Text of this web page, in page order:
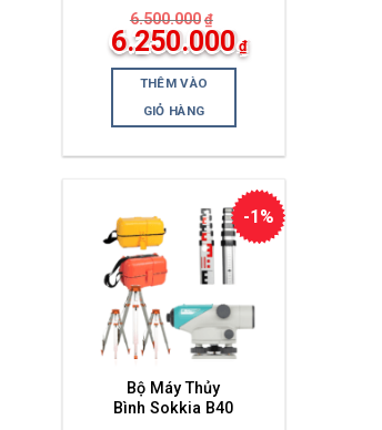
6.500.000 ₫
Giá
gốc
là:
6.500.000₫.
6.250.000 ₫
Giá
hiện
tại
là:
6.250.000₫.
THÊM VÀO
GIỎ HÀNG
-1%
Bộ Máy Thủy
Bình Sokkia B40